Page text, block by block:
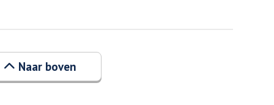
Naar boven